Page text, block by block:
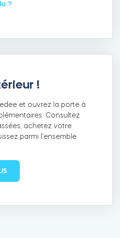
?
!
et ouvrez la porte à
Consultez
achetez votre
parmi l'ensemble